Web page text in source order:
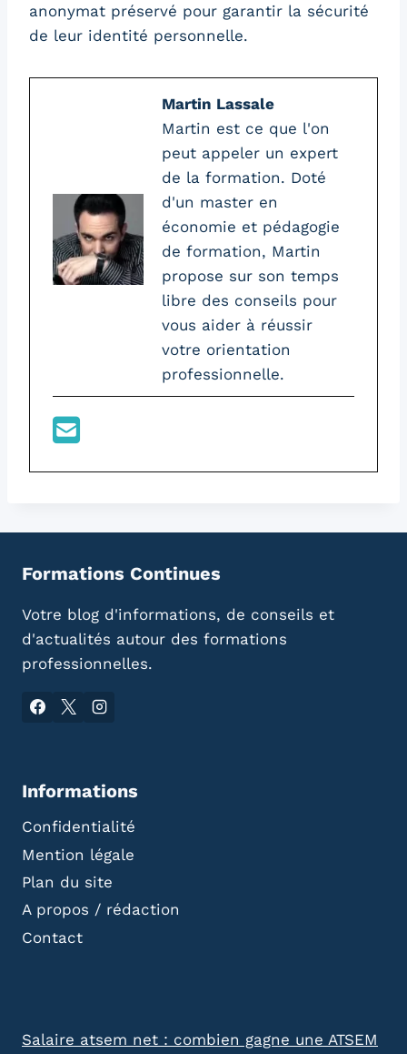
anonymat préservé pour garantir la sécurité
de leur identité personnelle.
Martin Lassale
Martin est ce que l'on
peut appeler un expert
de la formation. Doté
d'un master en
économie et pédagogie
de formation, Martin
propose sur son temps
libre des conseils pour
vous aider à réussir
votre orientation
professionnelle.
Formations Continues
Votre blog d'informations, de conseils et
d'actualités autour des formations
professionnelles.
Informations
Confidentialité
Mention légale
Plan du site
A propos / rédaction
Contact
Salaire atsem net : combien gagne une ATSEM